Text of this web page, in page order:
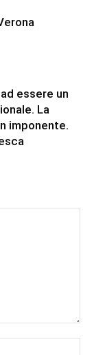
essere un
La
imponente.